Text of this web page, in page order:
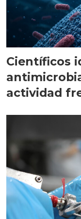
Científicos
actividad